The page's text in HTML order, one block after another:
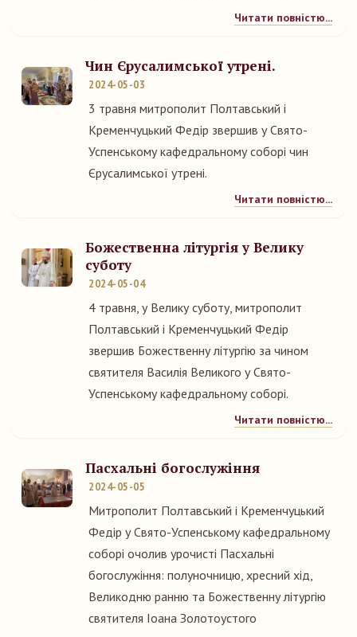
Читати повністю...
Чин Єрусалимської утрені.
2024-05-03
3 травня митрополит Полтавський і
Кременчуцький Федір звершив у Свято-
Успенському кафедральному соборі чин
Єрусалимської утрені.
Читати повністю...
Божественна літургія у Велику
суботу
2024-05-04
4 травня, у Велику суботу, митрополит
Полтавський і Кременчуцький Федір
звершив Божественну літургію за чином
святителя Василія Великого у Свято-
Успенському кафедральному соборі.
Читати повністю...
Пасхальні богослужіння
2024-05-05
Митрополит Полтавський і Кременчуцький
Федір у Свято-Успенському кафедральному
соборі очолив урочисті Пасхальні
богослужіння: полуночницю, хресний хід,
Великодню ранню та Божественну літургію
святителя Іоана Золотоустого